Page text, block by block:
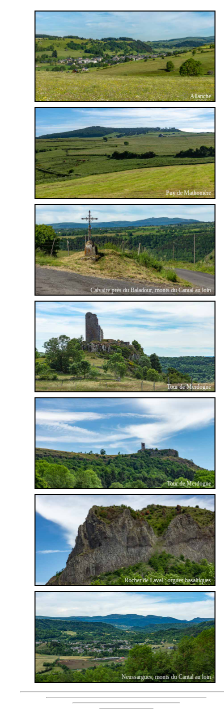
Allanche
Puy de Mathonière
Calvaire près du Baladour, monts du Cantal au loin
Tour de Merdogne
Tour de Merdogne
Rocher de Laval : orgues basaltiques
Neussargues, monts du Cantal au loin